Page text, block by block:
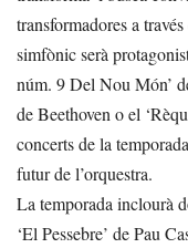
transformadores a
simfònic serà
núm. 9 Del Nou Món’
de Beethoven o el
concerts de la
futur de l’orquestra.
La temporada inclourà
‘El Pessebre’ de Pau